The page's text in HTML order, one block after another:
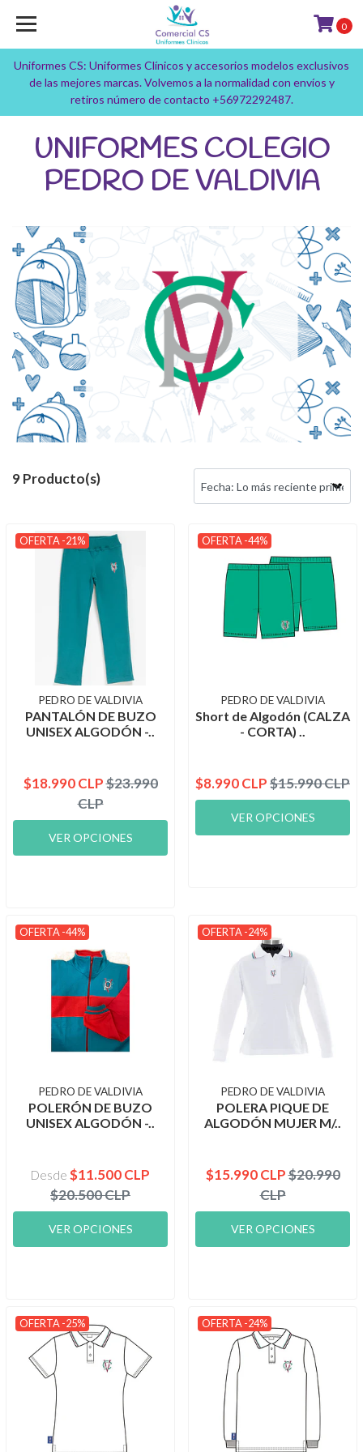
Uniformes CS: Uniformes Clínicos y accesorios modelos exclusivos
de las mejores marcas. Volvemos a la normalidad con envíos y
retiros número de contacto +56972292487.
0
UNIFORMES COLEGIO
PEDRO DE VALDIVIA
9 Producto(s)
OFERTA -21%
PEDRO DE VALDIVIA
PANTALÓN DE BUZO
UNISEX ALGODÓN -..
$18.990 CLP$23.990
CLP
VER OPCIONES
OFERTA -44%
PEDRO DE VALDIVIA
Short de Algodón (CALZA
- CORTA) ..
$8.990 CLP$15.990 CLP
VER OPCIONES
OFERTA -44%
PEDRO DE VALDIVIA
POLERÓN DE BUZO
UNISEX ALGODÓN -..
Desde $11.500 CLP
$20.500 CLP
VER OPCIONES
OFERTA -24%
PEDRO DE VALDIVIA
POLERA PIQUE DE
ALGODÓN MUJER M/..
$15.990 CLP$20.990
CLP
VER OPCIONES
OFERTA -25% OFERTA -24%